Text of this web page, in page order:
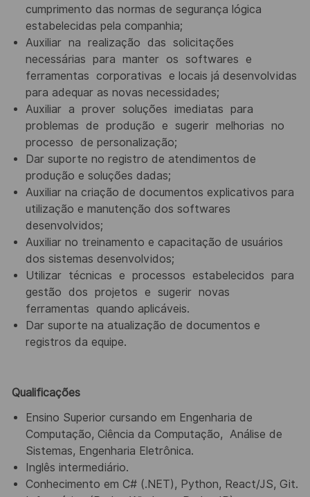
cumprimento das normas de segurança lógica
estabelecidas pela companhia;
Auxiliar na realização das
solicitações
necessárias para manter os softwares e
ferramentas corporativas e locais já desenvolvidas
para adequar as novas necessidades;
Auxiliar a prover soluções imediatas para
problemas de produção e sugerir melhorias no
processo de personalização;
Dar suporte no registro de atendimentos de
produção e soluções dadas;
Auxiliar na criação de documentos explicativos para
utilização e manutenção dos softwares
desenvolvidos;
Auxiliar no treinamento e capacitação de usuários
dos sistemas desenvolvidos;
Utilizar técnicas e processos estabelecidos para
gestão dos projetos e sugerir novas
ferramentas quando aplicáveis.
Dar suporte na atualização de documentos e
registros da equipe.
Qualificações
Ensino Superior cursando em Engenharia de
Computação, Ciência da Computação, Análise de
Sistemas, Engenharia Eletrônica.
Inglês intermediário.
Conhecimento em C# (.NET), Python, React/JS, Git.